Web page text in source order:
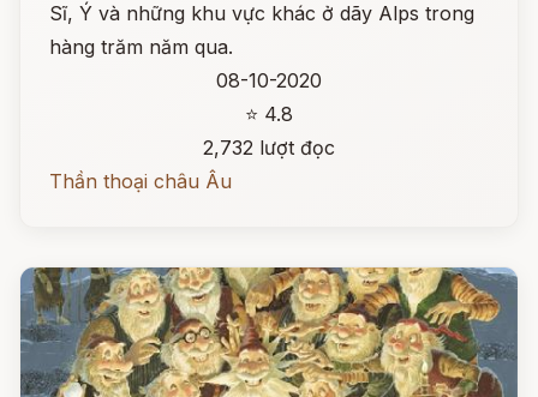
Sĩ, Ý và những khu vực khác ở dãy Alps trong
hàng trăm năm qua.
08-10-2020
⭐ 4.8
2,732 lượt đọc
Thần thoại châu Âu